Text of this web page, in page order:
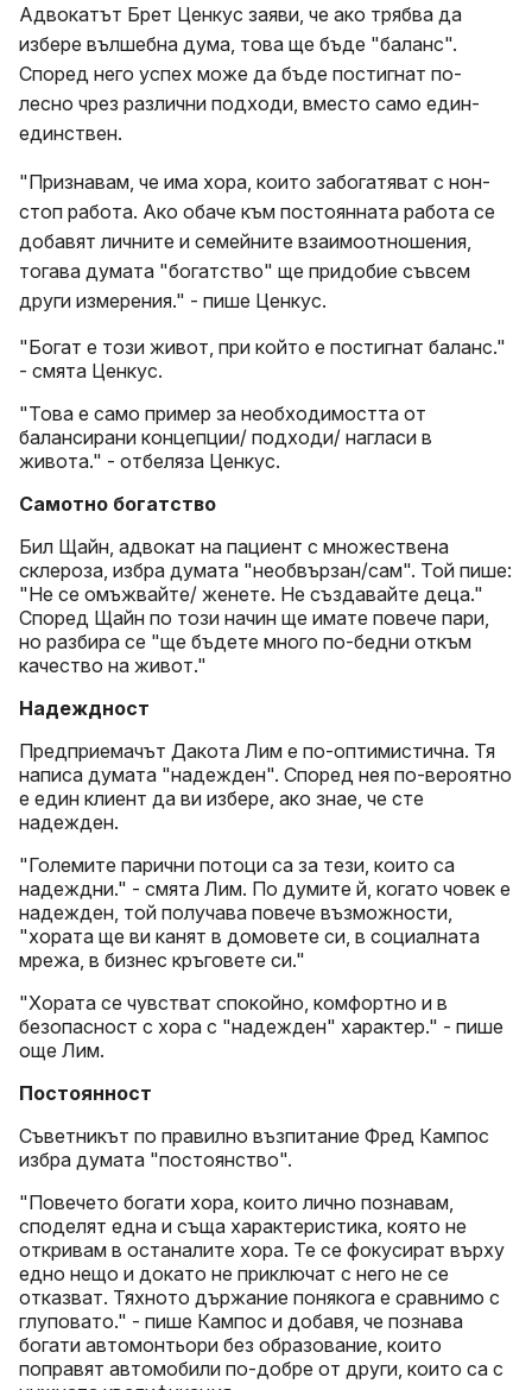
Адвокатът Брет Ценкус заяви, че ако трябва да
избере вълшебна дума, това ще бъде "баланс".
Според него успех може да бъде постигнат по-
лесно чрез различни подходи, вместо само един-
единствен.
"Признавам, че има хора, които забогатяват с нон-
стоп работа. Ако обаче към постоянната работа се
добавят личните и семейните взаимоотношения,
тогава думата "богатство" ще придобие съвсем
други измерения." - пише Ценкус.
"Богат е този живот, при който е постигнат баланс."
- смята Ценкус.
"Това е само пример за необходимостта от
балансирани концепции/ подходи/ нагласи в
живота." - отбеляза Ценкус.
Самотно богатство
Бил Щайн, адвокат на пациент с множествена
склероза, избра думата "необвързан/сам". Той пише:
"Не се омъжвайте/ женете. Не създавайте деца."
Според Щайн по този начин ще имате повече пари,
но разбира се "ще бъдете много по-бедни откъм
качество на живот."
Надеждност
Предприемачът Дакота Лим е по-оптимистична. Тя
написа думата "надежден". Според нея по-вероятно
е един клиент да ви избере, ако знае, че сте
надежден.
"Големите парични потоци са за тези, които са
надеждни." - смята Лим. По думите й, когато човек е
надежден, той получава повече възможности,
"хората ще ви канят в домовете си, в социалната
мрежа, в бизнес кръговете си."
"Хората се чувстват спокойно, комфортно и в
безопасност с хора с "надежден" характер." - пише
още Лим.
Постоянност
Съветникът по правилно възпитание Фред Кампос
избра думата "постоянство".
"Повечето богати хора, които лично познавам,
споделят една и съща характеристика, която не
откривам в останалите хора. Те се фокусират върху
едно нещо и докато не приключат с него не се
отказват. Тяхното държание понякога е сравнимо с
глуповато." - пише Кампос и добавя, че познава
богати автомонтьори без образование, които
поправят автомобили по-добре от други, които са с